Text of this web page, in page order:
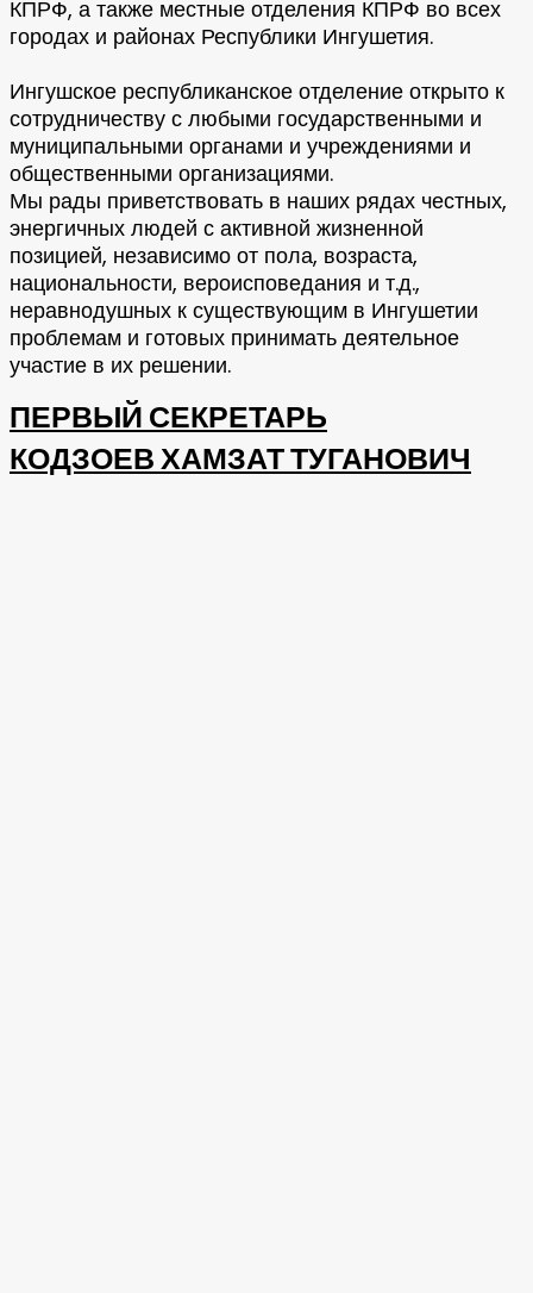
КПРФ, а также местные отделения КПРФ во всех
городах и районах Республики Ингушетия.
Ингушское республиканское отделение открыто к
сотрудничеству с любыми государственными и
муниципальными органами и учреждениями и
общественными организациями.
Мы рады приветствовать в наших рядах честных,
энергичных людей с активной жизненной
позицией, независимо от пола, возраста,
национальности, вероисповедания и т.д.,
неравнодушных к существующим в Ингушетии
проблемам и готовых принимать деятельное
участие в их решении.
ПЕРВЫЙ СЕКРЕТАРЬ
КОДЗОЕВ ХАМЗАТ ТУГАНОВИЧ